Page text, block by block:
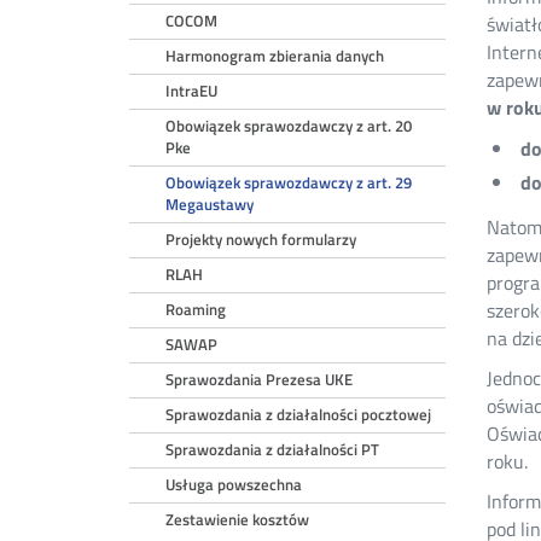
COCOM
Harmonogram zbierania danych
IntraEU
Obowiązek sprawozdawczy z art. 20
Pke
Obowiązek sprawozdawczy z art. 29
Megaustawy
Projekty nowych formularzy
RLAH
Roaming
SAWAP
Sprawozdania Prezesa UKE
Sprawozdania z działalności pocztowej
Sprawozdania z działalności PT
Usługa powszechna
Zestawienie kosztów
w
na
roku.
pod